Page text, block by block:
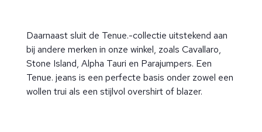
Daarnaast sluit de Tenue.-collectie uitstekend aan
bij andere merken in onze winkel, zoals Cavallaro,
Stone Island, Alpha Tauri en Parajumpers. Een
Tenue. jeans is een perfecte basis onder zowel een
wollen trui als een stijlvol overshirt of blazer.